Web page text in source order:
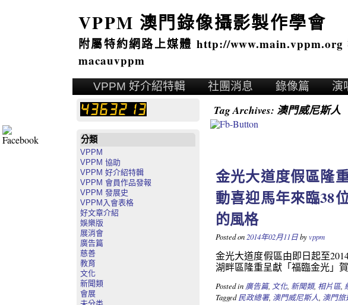
VPPM 澳門錄像攝影製作學會
附屬特約網路上媒體 http://
macauvppm
VPPM 好介紹特輯 社團消息 錄像篇 演
分類
VPPM
VPPM 協助
VPPM 好介紹特輯
VPPM 會員作品發報
VPPM 發展史
VPPM入會表格
好文章介紹
娛樂版
展消會
廣告篇
慈善
教育
文化
新聞類
會展
Tag Archives: 澳門威尼斯人
金光大道度假區隆
動喜迎馬年來臨38
的風格
Posted on 2014年02月11日byvppm
金光大道度假區由即日起至
湖畔區隆重呈獻「福臨金光」
Posted in 廣告篇, 文化, 新聞類, 相片區,
Tagged 民政總署, 澳門威尼斯人 澳門旅